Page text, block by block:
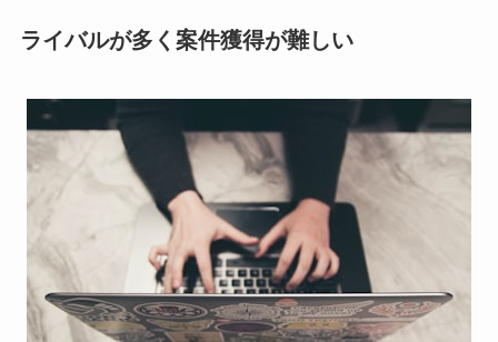
ライバルが多く案件獲得が難しい